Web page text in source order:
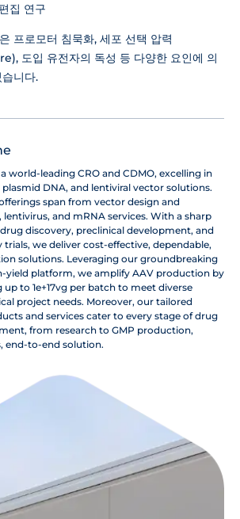
집 연구
프로모터 침묵화, 세포 선택 압력
도입 유전자의 독성 등 다양한 요인에 의
니다.
world-leading CRO and CDMO, excelling in
DNA, and lentiviral vector solutions.
span from vector design and
and mRNA services. With a sharp
discovery, preclinical development, and
trials, we deliver cost-effective, dependable,
solutions. Leveraging our groundbreaking
yield platform, we amplify AAV production by
up to 1e+17vg per batch to meet diverse
project needs. Moreover, our tailored
and services cater to every stage of drug
from research to GMP production,
end-to-end solution.